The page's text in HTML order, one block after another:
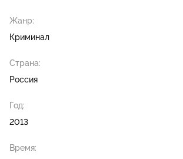
Жанр:
Криминал
Страна:
Россия
Год:
2013
Время: